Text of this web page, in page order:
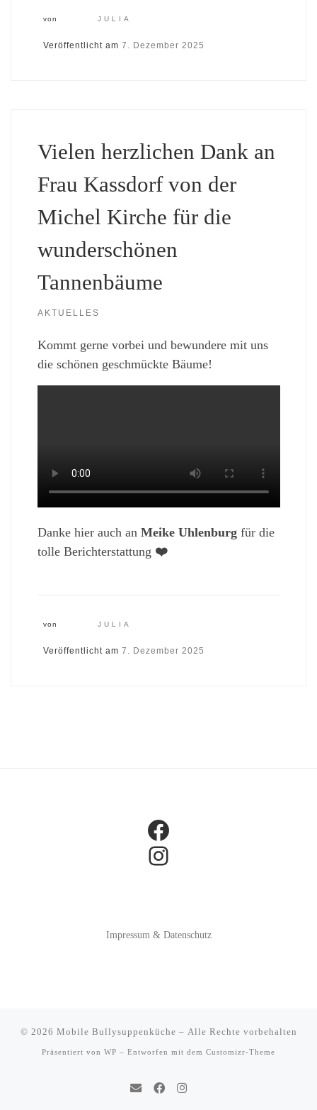
von JULIA
Veröffentlicht am 7. Dezember 2025
Vielen herzlichen Dank an
Frau Kassdorf von der
Michel Kirche für die
wunderschönen
Tannenbäume
AKTUELLES
Kommt gerne vorbei und bewundere mit uns
die schönen geschmückte Bäume!
Danke hier auch an Meike Uhlenburgfür die
tolle Berichterstattung ❤️
von JULIA
Veröffentlicht am 7. Dezember 2025
Facebook
Instagram
Impressum & Datenschutz
© 2026 Mobile Bullysuppenküche – Alle Rechte vorbehalten
Präsentiert von WP – Entworfen mit dem Customizr-Theme